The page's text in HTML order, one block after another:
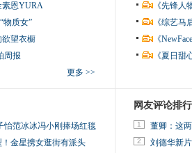
素恩YURA
物质女”
欲望衣橱
周报
更多 >>
《先锋
《综艺
《
《夏日
怡范冰冰冯小刚捧场红毯
金星携女逛街有派头
网友评论排行
1 董卿：这
2 刘德华新